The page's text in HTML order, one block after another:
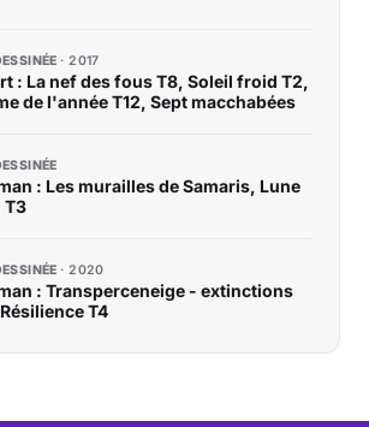
2017
: La nef des fous T8, Soleil froid T2,
de l'année T12, Sept macchabées
: Les murailles de Samaris, Lune
T3
2020
: Transperceneige - extinctions
T4